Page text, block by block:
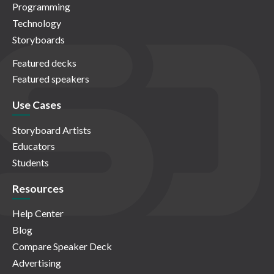
Programming
Technology
Storyboards
Featured decks
Featured speakers
Use Cases
Storyboard Artists
Educators
Students
Resources
Help Center
Blog
Compare Speaker Deck
Advertising